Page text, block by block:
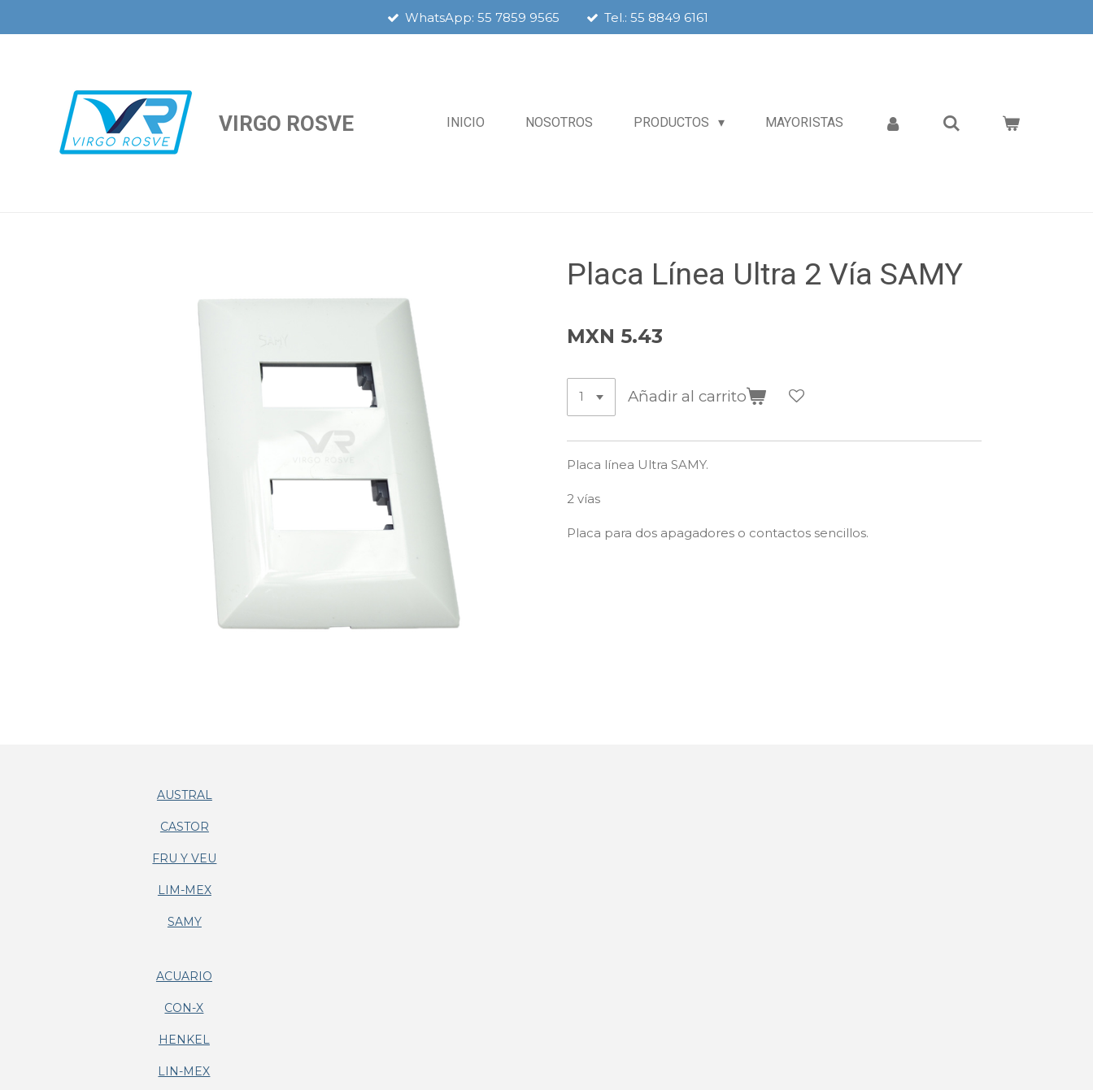
WhatsApp: 55 7859 9565 Tel.: 55 8849 6161
VIRGO ROSVE INICIO NOSOTROS PRODUCTOS MAYORISTAS
Placa Línea Ultra 2 Vía SAMY
MXN 5.43
Añadir al carrito
Placa línea Ultra SAMY.
2 vías
Placa para dos apagadores o contactos sencillos.
AUSTRAL
CASTOR
FRU Y VEU
LIM-MEX
SAMY
ACUARIO
CON-X
HENKEL
LIN-MEX